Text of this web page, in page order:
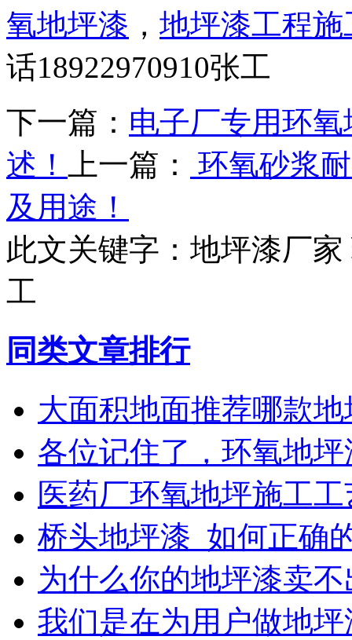
氧地坪漆 ， 地坪漆工程施
话18922970910张工
下一篇： 电子厂专用环
述！
上一篇：
环氧砂浆
及用途！
此文关键字： 地坪漆厂
工
同类文章排行
大面积地面推荐哪款地
各位记住了，环氧地
医药厂环氧地坪施工工
桥头地坪漆_如何正确
为什么你的地坪漆卖
我们是在为用户做地